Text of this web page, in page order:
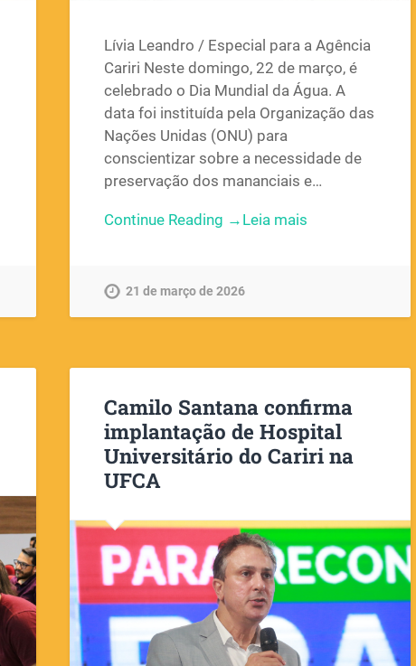
Lívia Leandro / Especial para a Agência
Cariri Neste domingo, 22 de março, é
celebrado o Dia Mundial da Água. A
data foi instituída pela Organização das
Nações Unidas (ONU) para
conscientizar sobre a necessidade de
preservação dos mananciais e…
Continue Reading →
21 de março de 2026
Camilo Santana confirma
implantação de Hospital
Universitário do Cariri na
UFCA